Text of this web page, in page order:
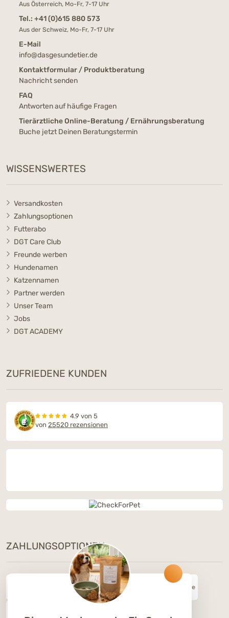
Aus Österreich, Mo-Fr, 7-17 Uhr
Tel.: +41 (0)615 880 573
Aus der Schweiz, Mo-Fr, 7-17 Uhr
E-Mail
info@dasgesundetier.de
Kontaktformular / Produktberatung
Nachricht senden
FAQ
Antworten auf häufige Fragen
Tierärztliche Online-Beratung / Ernährungsberatung
Buche jetzt Deinen Beratungstermin
WISSENSWERTES
Versandkosten
Zahlungsoptionen
Futterabo
DGT Care Club
Freunde werben
Hundenamen
Katzennamen
Partner werden
Unser Team
Jobs
DGT ACADEMY
ZUFRIEDENE KUNDEN
4.9 von 5
von 25520 rezensionen
ZAHLUNGSOPTIONEN